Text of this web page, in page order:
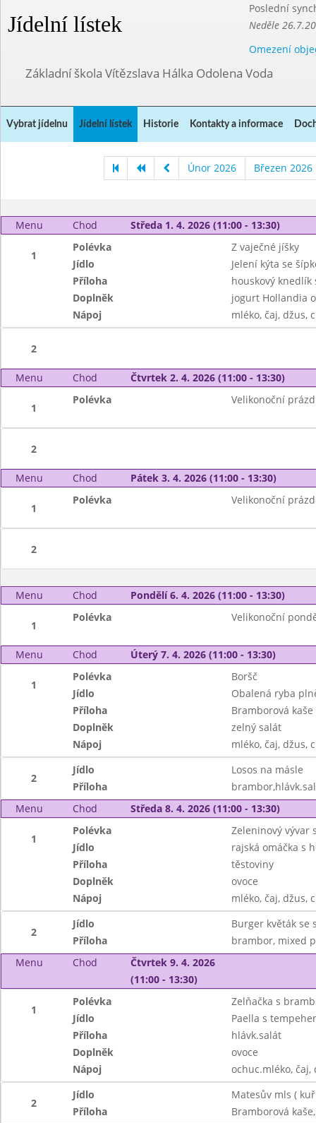
Jídelní lístek
Poslední
Neděle
Omezení
Základní škola Vítězslava Hálka Odolena Voda
Vybrat jídelnu Jídelní lístek Historie Kontakty a informace
Únor 2026 Březen 2026
Menu Chod Středa 1. 4. 2026 (11:00 - 13:30)
1
Polévka
Z vaječné jíšky
Jídlo
Jelení kýta se
Příloha
houskový
Doplněk
jogurt Hollandia
Nápoj
mléko, čaj, džus,
2
Menu Chod Čtvrtek 2. 4. 2026 (11:00 - 13:30)
1
Polévka Velikonoční
2
Menu Chod Pátek 3. 4. 2026 (11:00 - 13:30)
1
Polévka Velikonoční
2
Menu Chod Pondělí 6. 4. 2026 (11:00 - 13:30)
1
Polévka Velikonoční
Menu Chod Úterý 7. 4. 2026 (11:00 - 13:30)
1
Polévka
Boršč
Jídlo
Obalená ryba
Příloha
Bramborová kaše
Doplněk
zelný salát
Nápoj
mléko, čaj, džus,
2
Jídlo
Losos na másle
Příloha
Menu
Chod Středa 8. 4. 2026 (11:00 - 13:30)
1
Polévka
Zeleninový vývar
Jídlo
rajská omáčka s
Příloha
těstoviny
Doplněk
ovoce
Nápoj
mléko, čaj, džus,
2
Jídlo
Burger květák se
Příloha
brambor, mixed
Menu
Chod
Čtvrtek 9. 4. 2026
(11:00 - 13:30)
1
Polévka
Zelňačka s
Jídlo
Paella s
Příloha
hlávk.salát
Doplněk
ovoce
Nápoj
ochuc.mléko, čaj,
2
Jídlo
Matesův mls (
Příloha
Bramborová